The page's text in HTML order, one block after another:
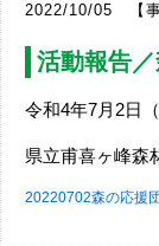
2022/10/05 【事
活動報告
令和4年7月2日（
県立甫喜ヶ峰森
20220702森の応援